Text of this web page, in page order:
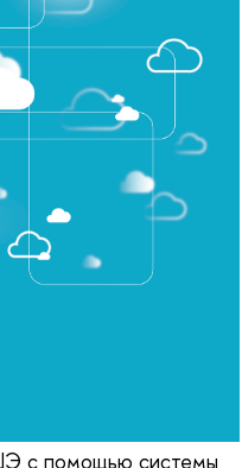
с помощью системы